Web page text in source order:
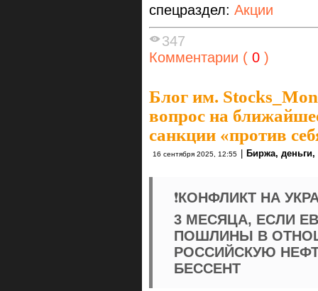
спецраздел: Акции
347
Комментарии ( 0 )
Блог им.
вопрос на
санкции «против
16 сентября 2025, 12:55 Биржа,
❗️КОНФЛИКТ НА
3 МЕСЯЦА, ЕСЛИ
ПОШЛИНЫ В
РОССИЙСКУЮ
БЕССЕНТ